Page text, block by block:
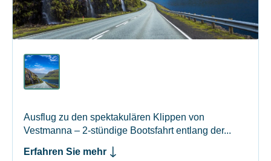
Ausflug zu den spektakulären Klippen von
Vestmanna – 2-stündige Bootsfahrt entlang der...
Erfahren Sie mehr